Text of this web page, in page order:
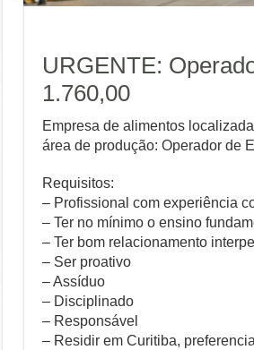
URGENTE:
1.760,00
Empresa de alimentos
área de produção: Operador de
Requisitos:
– Profissional com experiência
– Ter no mínimo o ensino
– Ter bom relacionamento
– Ser proativo
– Assíduo
– Disciplinado
– Responsável
– Residir em Curitiba,